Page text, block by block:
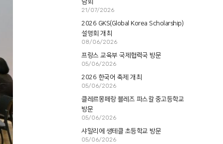
담회
21/07/2026
2026 GKS(Global Korea Scholarship)
설명회 개최
08/06/2026
프랑스 교육부 국제협력국 방문
05/06/2026
2026 한국어 축제 개최
05/06/2026
클레르몽페랑 블레즈 파스칼 중고등학교
방문
05/06/2026
샤말리에 생테클 초등학교 방문
05/06/2026